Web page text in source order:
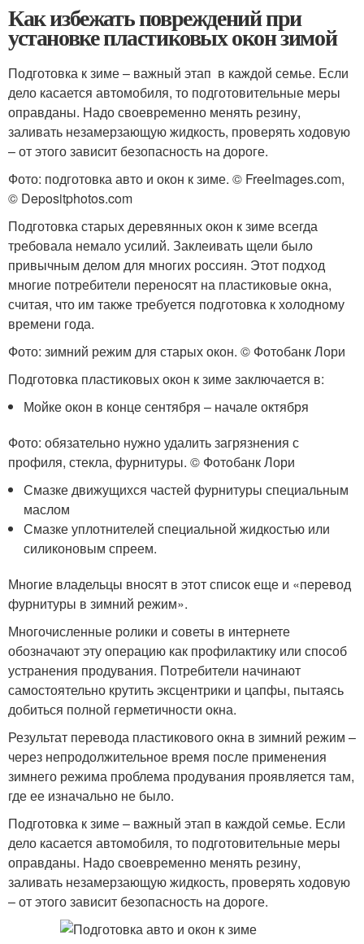
Как избежать повреждений при
установке пластиковых окон зимой
Подготовка к зиме – важный этап в каждой семье. Если
дело касается автомобиля, то подготовительные меры
оправданы. Надо своевременно менять резину,
заливать незамерзающую жидкость, проверять ходовую
– от этого зависит безопасность на дороге.
Фото: подготовка авто и окон к зиме. © FreeImages.com,
© Depositphotos.com
Подготовка старых деревянных окон к зиме всегда
требовала немало усилий. Заклеивать щели было
привычным делом для многих россиян. Этот подход
многие потребители переносят на пластиковые окна,
считая, что им также требуется подготовка к холодному
времени года.
Фото: зимний режим для старых окон. © Фотoбанк Лори
Подготовка пластиковых окон к зиме заключается в:
Мойке окон в конце сентября – начале октября
Фото: обязательно нужно удалить загрязнения с
профиля, стекла, фурнитуры. © Фотoбанк Лори
Смазке движущихся частей фурнитуры специальным
маслом
Смазке уплотнителей специальной жидкостью или
силиконовым спреем.
Многие владельцы вносят в этот список еще и «перевод
фурнитуры в зимний режим».
Многочисленные ролики и советы в интернете
обозначают эту операцию как профилактику или способ
устранения продувания. Потребители начинают
самостоятельно крутить эксцентрики и цапфы, пытаясь
добиться полной герметичности окна.
Результат перевода пластикового окна в зимний режим –
через непродолжительное время после применения
зимнего режима проблема продувания проявляется там,
где ее изначально не было.
Подготовка к зиме – важный этап в каждой семье. Если
дело касается автомобиля, то подготовительные меры
оправданы. Надо своевременно менять резину,
заливать незамерзающую жидкость, проверять ходовую
– от этого зависит безопасность на дороге.